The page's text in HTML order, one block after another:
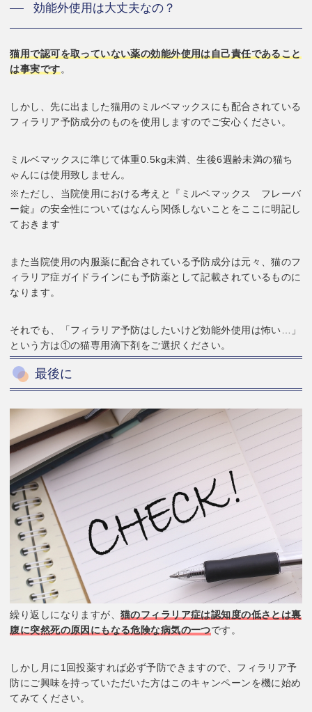
効能外使用は大丈夫なの？
猫用で認可を取っていない薬の効能外使用は自己責任であること
は事実です。
しかし、先に出ました猫用のミルベマックスにも配合されている
フィラリア予防成分のものを使用しますのでご安心ください。
ミルベマックスに準じて体重0.5kg未満、生後6週齢未満の猫ち
ゃんには使用致しません。
※ただし、当院使用における考えと『ミルベマックス フレーバ
ー錠』の安全性についてはなんら関係しないことをここに明記し
ておきます
また当院使用の内服薬に配合されている予防成分は元々、猫のフ
ィラリア症ガイドラインにも予防薬として記載されているものに
なります。
それでも、「フィラリア予防はしたいけど効能外使用は怖い…」
という方は①の猫専用滴下剤をご選択ください。
最後に
繰り返しになりますが、猫のフィラリア症は認知度の低さとは裏
腹に突然死の原因にもなる危険な病気の一つです。
しかし月に1回投薬すれば必ず予防できますので、フィラリア予
防にご興味を持っていただいた方はこのキャンペーンを機に始め
てみてください。